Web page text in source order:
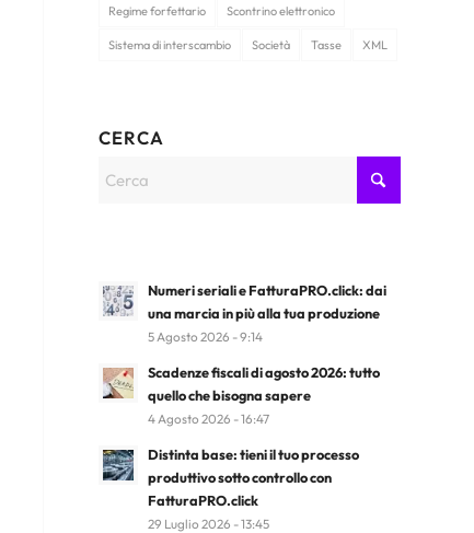
Regime forfettario Scontrino elettronico
Sistema di interscambio Società Tasse XML
CERCA
Numeri seriali e FatturaPRO.click: dai
una marcia in più alla tua produzione
5 Agosto 2026 - 9:14
Scadenze fiscali di agosto 2026: tutto
quello che bisogna sapere
4 Agosto 2026 - 16:47
Distinta base: tieni il tuo processo
produttivo sotto controllo con
FatturaPRO.click
29 Luglio 2026 - 13:45